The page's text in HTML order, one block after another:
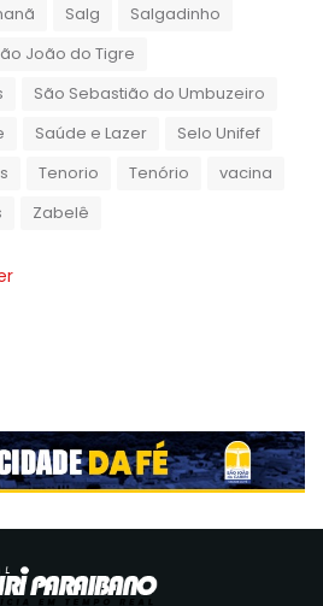
Salg
Salgadinho
João do Tigre
São Sebastião do Umbuzeiro
Saúde e Lazer
Selo Unifef
Tenorio Tenório
vacina
Zabelê